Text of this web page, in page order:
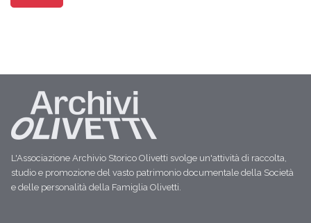
L'Associazione Archivio Storico Olivetti svolge un'attività di raccolta,
studio e promozione del vasto patrimonio documentale della Società
e delle personalità della Famiglia Olivetti.